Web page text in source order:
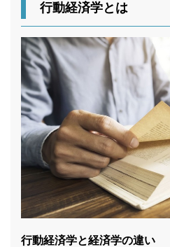
行動経済学とは
行動経済学と経済学の違い